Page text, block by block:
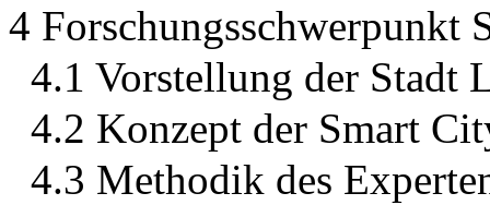
4 Forschungsschwerpunkt
4.1 Vorstellung der Stadt
4.2 Konzept der Smart
4.3 Methodik des